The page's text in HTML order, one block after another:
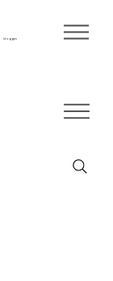
Inloggen